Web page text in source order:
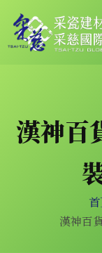
主
漢神百
漢神百